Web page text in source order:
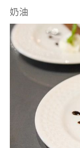
奶油